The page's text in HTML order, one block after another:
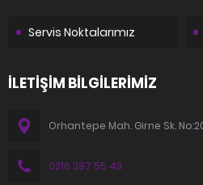
Servis Noktalarımız
İLETİŞİM BİLGİLERİMİZ
Orhantepe Mah. Girne Sk.
0216 387 55 43